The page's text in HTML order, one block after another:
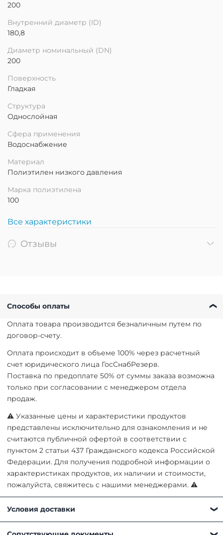
200
Внутренний диаметр (ID)
180,8
Диаметр номинальный (DN)
200
Поверхность
Гладкая
Структура
Однослойная
Сфера применения
Водоснабжение
Материал
Полиэтилен низкого давления
Марка полиэтилена
100
Все характеристики
Отзывы
Способы оплаты
Оплата товара производится безналичным путем по
договор-счету.
Оплата происходит в объеме 100% через расчетный
счет юридического лица ГосСнабРезерв.
Поставка по предоплате 50% от суммы заказа возможна
только при согласовании с менеджером отдела
продаж.
⚠ Указанные цены и характеристики продуктов
представлены исключительно для ознакомления и не
считаются публичной офертой в соответствии с
пунктом 2 статьи 437 Гражданского кодекса Российской
Федерации. Для получения подробной информации о
характеристиках продуктов, их наличии и стоимости,
пожалуйста, свяжитесь с нашими менеджерами. ⚠
Условия доставки